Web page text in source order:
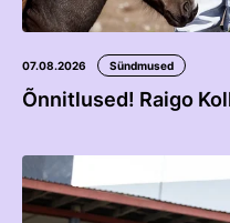
07.08.2026 Sündmused
Õnnitlused! Raigo